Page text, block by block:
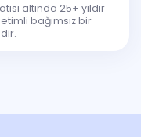
altında 25+ yıldır
bağımsız bir